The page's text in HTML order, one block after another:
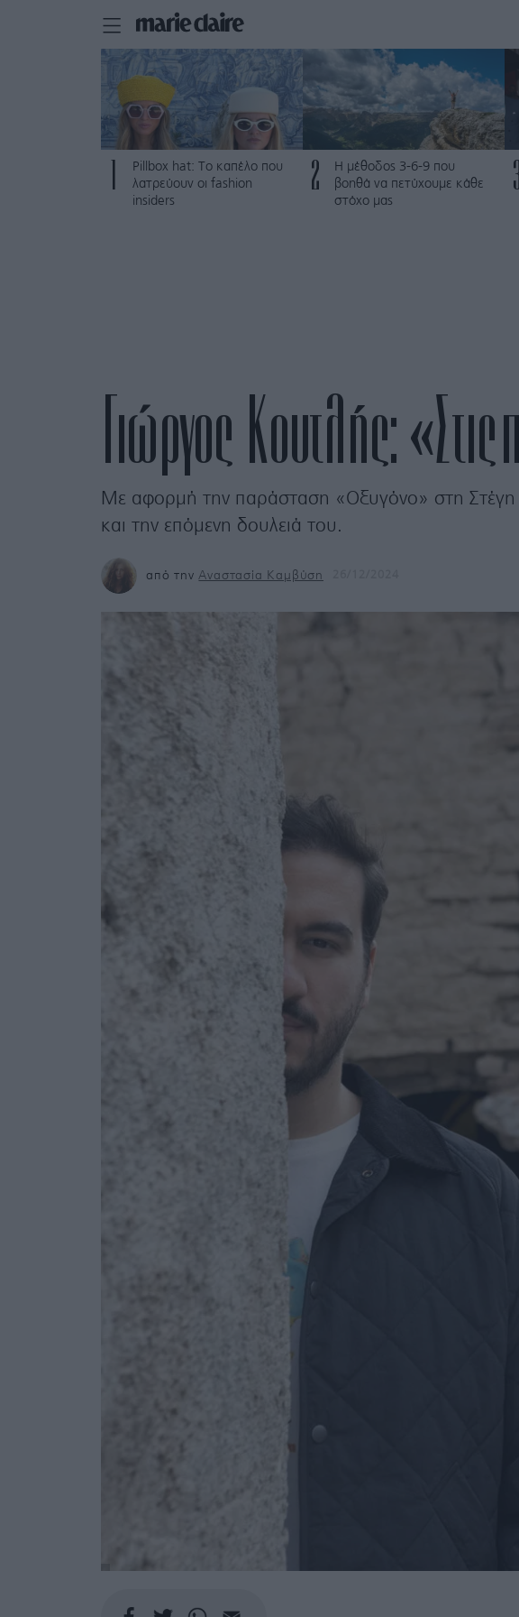
Pillbox hat: Το καπέλο που
λατρεύουν οι fashion
insiders
2
Η μέθοδος 3-6-9 που
βοηθά να πετύχουμε κάθε
στόχο μας
Γιώργος Κουτλής:
Με αφορμή την παράσταση «Οξυγόνο» στη Στέγη
και την επόμενη δουλειά του.
από την Αναστασία Καμβύση